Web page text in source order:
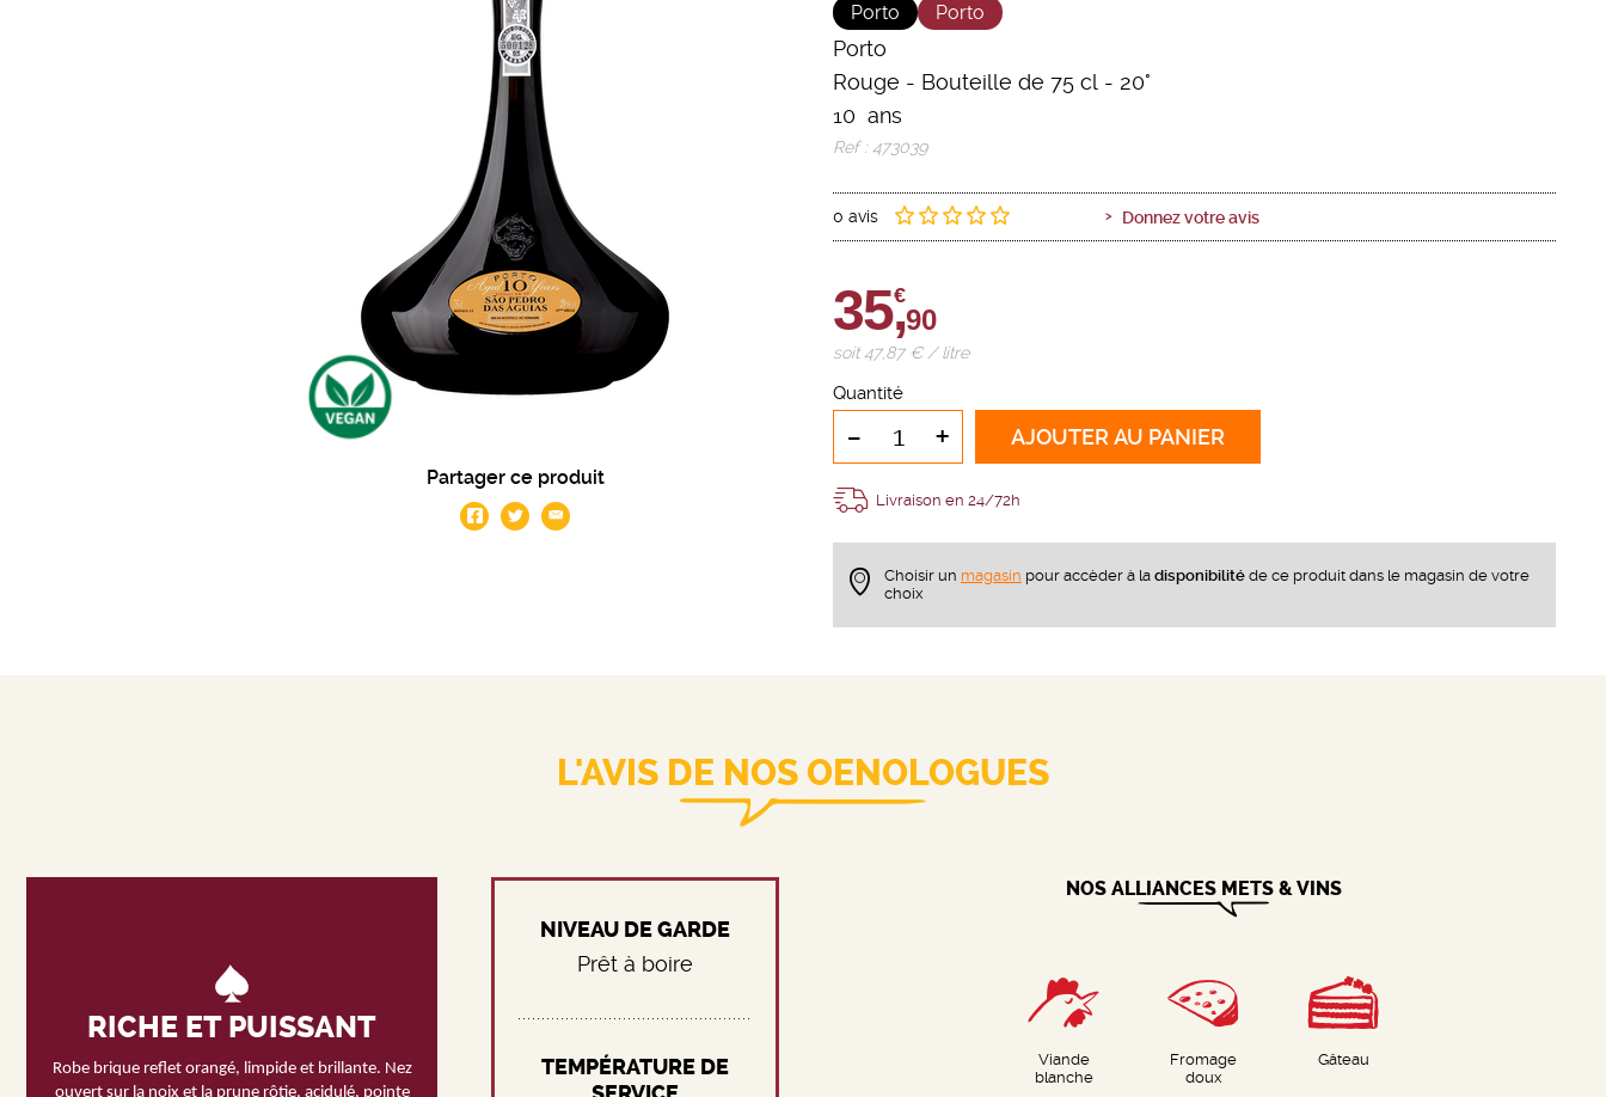
Partager ce produit
Porto Porto
Porto
Rouge - Bouteille de 75 cl - 20°
10 ans
Ref : 473039
0 avis Donnez votre avis
35,
€
90
soit 47,87 € / litre
Quantité
- + AJOUTER AU PANIER
Livraison en 24/72h
Choisir un magasin pour accèder à la disponibilité de ce produit dans le magasin de votre
choix
L'AVIS DE NOS OENOLOGUES
RICHE ET PUISSANT
Robe brique reflet orangé, limpide et brillante. Nez
ouvert sur la noix et la prune rôtie, acidulé, pointe
NIVEAU DE GARDE
Prêt à boire
TEMPÉRATURE DE
NOS ALLIANCES METS & VINS
Viande
blanche
Fromage
doux
Gâteau